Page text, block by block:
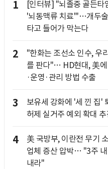
1
[인터뷰] "뇌졸중 골든타
'뇌동맥류 치료'"…개두
타고 들어가 막는다
2
"한화는 조선소 인수, 우
를 판다"… HD현대, 美에
·운영·관리 방법 수출
3
보유세 강화에 '세 낀 집'
허제 실거주 예외 확대 추
4
美 국방부, 이란전 무기
업체 증산 압박… "3주 내
내라"